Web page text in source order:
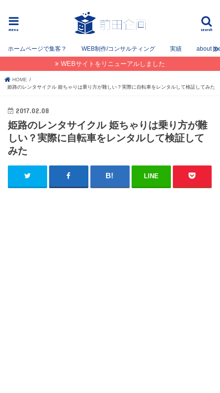
search
menu
ホームページで集客？ WEB制作/コンサルティング 実績 about
WEBサイトをリニューアルしました
HOME
姫路のレンタサイクル 姫ちゃりは乗り方が難しい？実際に自転車をレンタルして検証してみた
2017.02.08
姫路のレンタサイクル 姫ちゃりは乗り方が難
しい？実際に自転車をレンタルして検証して
みた
LINE